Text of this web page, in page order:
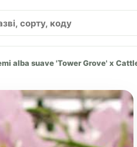
alba suave 'Tower Grove' x